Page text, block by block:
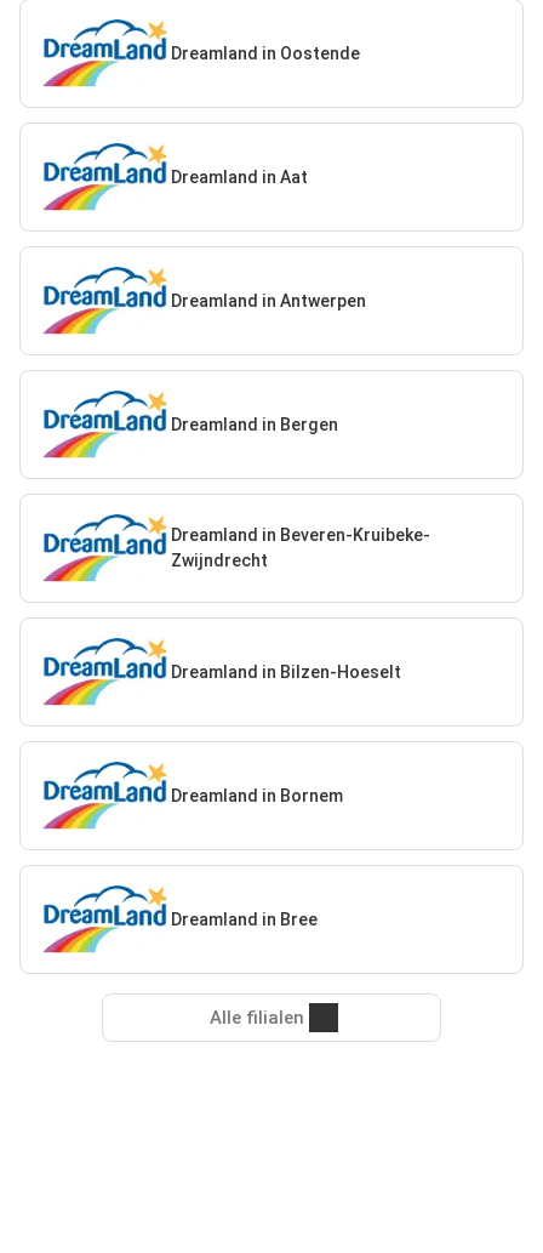
Dreamland in Oostende
Dreamland in Aat
Dreamland in Antwerpen
Dreamland in Bergen
Dreamland in Beveren-Kruibeke-
Zwijndrecht
Dreamland in Bilzen-Hoeselt
Dreamland in Bornem
Dreamland in Bree
Alle filialen